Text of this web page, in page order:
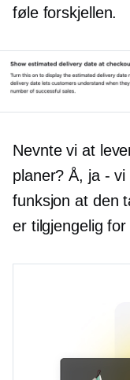
føle forskjellen.
Nevnte vi at
planer? Å, ja - vi
funksjon at den
er tilgjengelig